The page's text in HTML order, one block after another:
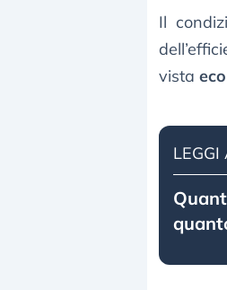
Il
vista
LEGGI